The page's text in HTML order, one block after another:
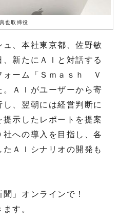
也取締役
、本社東京都、佐野敏
新たにＡＩと対話する
ォーム「Ｓｍａｓｈ Ｖ
。ＡＩがユーザーから寄
、翌朝には経営判断に
示したレポートを提案
への導入を目指し、各
ＡＩシナリオの開発も
」オンラインで！
す。